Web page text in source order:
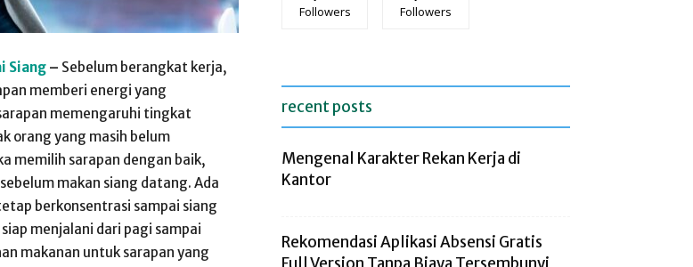
Siang – Sebelum berangkat kerja,
memberi energi yang
memengaruhi tingkat
orang yang masih belum
memilih sarapan dengan baik,
makan siang datang. Ada
berkonsentrasi sampai siang
menjalani dari pagi sampai
makanan untuk sarapan yang
Followers Followers
recent posts
Mengenal Karakter Rekan Kerja di
Kantor
Rekomendasi Aplikasi Absensi Gratis